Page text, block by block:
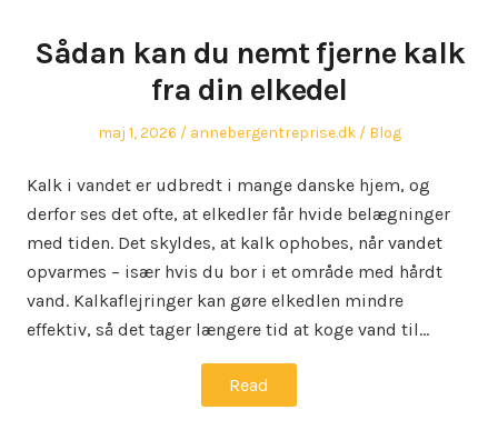
Sådan kan du nemt fjerne kalk
fra din elkedel
Posted
maj 1, 2026 Author
annebergentreprise.dk
Posted
Blog
Kalk i vandet er udbredt i mange danske hjem, og
derfor ses det ofte, at elkedler får hvide belægninger
med tiden. Det skyldes, at kalk ophobes, når vandet
opvarmes – især hvis du bor i et område med hårdt
vand. Kalkaflejringer kan gøre elkedlen mindre
effektiv, så det tager længere tid at koge vand til…
Read